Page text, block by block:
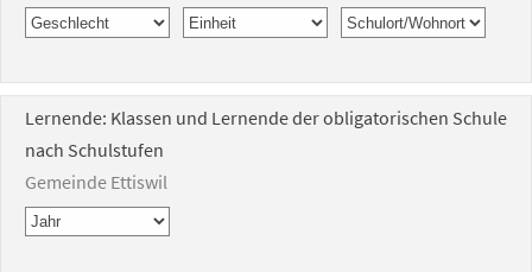
Lernende: Klassen und Lernende der obligatorischen Schule
nach Schulstufen
Gemeinde Ettiswil